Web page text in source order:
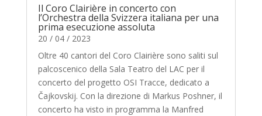
Il Coro Clairière in concerto con
l’Orchestra della Svizzera italiana per una
prima esecuzione assoluta
20 / 04 / 2023
Oltre 40 cantori del Coro Clairière sono saliti sul
palcoscenico della Sala Teatro del LAC per il
concerto del progetto OSI Tracce, dedicato a
Čajkovskij. Con la direzione di Markus Poshner, il
concerto ha visto in programma la Manfred